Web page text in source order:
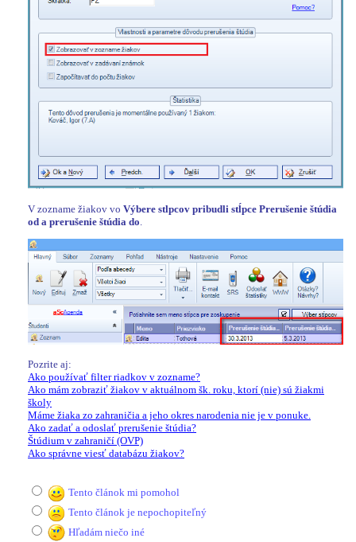
V zozname žiakov vo Výbere stlpcov pribudli stĺpce Prerušenie štúdia
od a prerušenie štúdia do
Pozrite aj:
Ako používať filter riadkov v zozname?
Ako mám zobraziť žiakov v aktuálnom šk. roku, ktorí (nie) sú žiakmi
školy
Máme žiaka zo zahraničia a jeho okres narodenia nie je v ponuke.
Ako zadať a odoslať prerušenie štúdia?
Štúdium v zahraničí (OVP)
Ako správne viesť databázu žiakov?
Tento článok mi pomohol
Tento článok je nepochopiteľný
Hľadám niečo iné